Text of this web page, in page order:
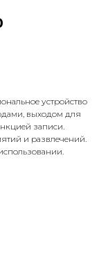
устройство
выходом для
записи.
и развлечений.